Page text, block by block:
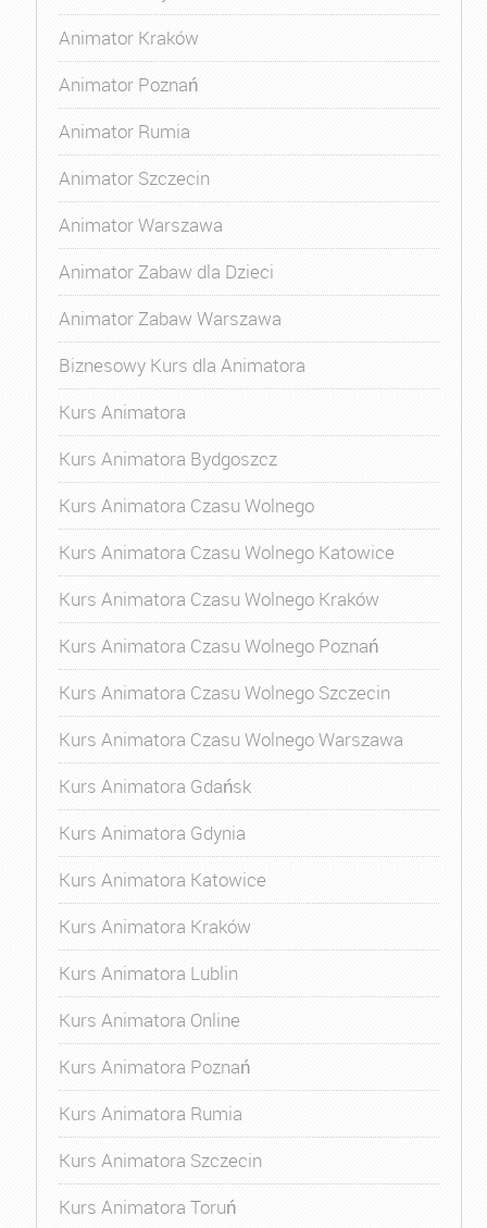
Animator Kraków
Animator Poznań
Animator Rumia
Animator Szczecin
Animator Warszawa
Animator Zabaw dla Dzieci
Animator Zabaw Warszawa
Biznesowy Kurs dla Animatora
Kurs Animatora
Kurs Animatora Bydgoszcz
Kurs Animatora Czasu Wolnego
Kurs Animatora Czasu Wolnego Katowice
Kurs Animatora Czasu Wolnego Kraków
Kurs Animatora Czasu Wolnego Poznań
Kurs Animatora Czasu Wolnego Szczecin
Kurs Animatora Czasu Wolnego Warszawa
Kurs Animatora Gdańsk
Kurs Animatora Gdynia
Kurs Animatora Katowice
Kurs Animatora Kraków
Kurs Animatora Lublin
Kurs Animatora Online
Kurs Animatora Poznań
Kurs Animatora Rumia
Kurs Animatora Szczecin
Kurs Animatora Toruń